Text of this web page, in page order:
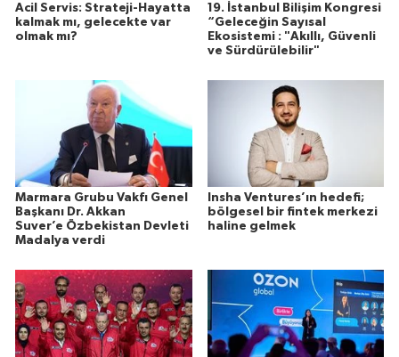
Acil Servis: Strateji-Hayatta
kalmak mı, gelecekte var
olmak mı?
19. İstanbul Bilişim Kongresi
“Geleceğin Sayısal
Ekosistemi : "Akıllı, Güvenli
ve Sürdürülebilir"
Marmara Grubu Vakfı Genel
Başkanı Dr. Akkan
Suver’e Özbekistan Devleti
Madalya verdi
Insha Ventures’ın hedefi;
bölgesel bir fintek merkezi
haline gelmek